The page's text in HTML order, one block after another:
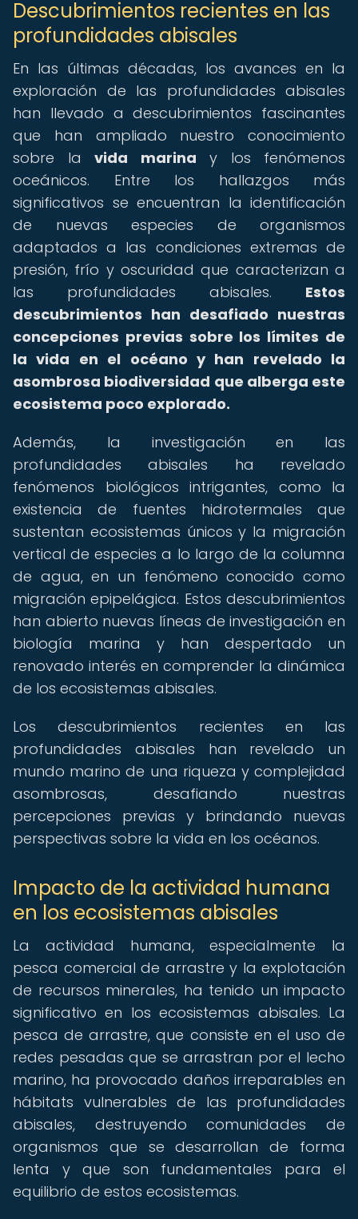
Descubrimientos recientes en las
profundidades abisales
En las últimas décadas, los avances en la
exploración de las profundidades abisales
han llevado a descubrimientos fascinantes
que han ampliado nuestro conocimiento
sobre la vida marina y los fenómenos
oceánicos. Entre los hallazgos más
significativos se encuentran la identificación
de nuevas especies de organismos
adaptados a las condiciones extremas de
presión, frío y oscuridad que caracterizan a
las profundidades abisales. Estos
descubrimientos han desafiado nuestras
concepciones previas sobre los límites de
la vida en el océano y han revelado la
asombrosa biodiversidad que alberga este
ecosistema poco explorado.
Además, la investigación en las
profundidades abisales ha revelado
fenómenos biológicos intrigantes, como la
existencia de fuentes hidrotermales que
sustentan ecosistemas únicos y la migración
vertical de especies a lo largo de la columna
de agua, en un fenómeno conocido como
migración epipelágica. Estos descubrimientos
han abierto nuevas líneas de investigación en
biología marina y han despertado un
renovado interés en comprender la dinámica
de los ecosistemas abisales.
Los descubrimientos recientes en las
profundidades abisales han revelado un
mundo marino de una riqueza y complejidad
asombrosas, desafiando nuestras
percepciones previas y brindando nuevas
perspectivas sobre la vida en los océanos.
Impacto de la actividad humana
en los ecosistemas abisales
La actividad humana, especialmente la
pesca comercial de arrastre y la explotación
de recursos minerales, ha tenido un impacto
significativo en los ecosistemas abisales. La
pesca de arrastre, que consiste en el uso de
redes pesadas que se arrastran por el lecho
marino, ha provocado daños irreparables en
hábitats vulnerables de las profundidades
abisales, destruyendo comunidades de
organismos que se desarrollan de forma
lenta y que son fundamentales para el
equilibrio de estos ecosistemas.